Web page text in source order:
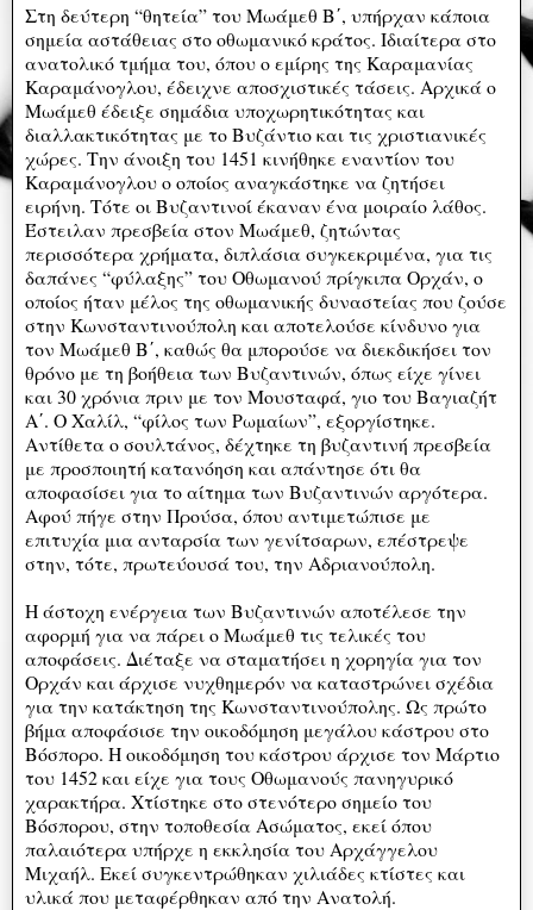
Στη δεύτερη “θητεία” του Μωάμεθ Β΄, υπήρχαν κάποια
σημεία αστάθειας στο οθωμανικό κράτος. Ιδιαίτερα στο
ανατολικό τμήμα του, όπου ο εμίρης της Καραμανίας
Καραμάνογλου, έδειχνε αποσχιστικές τάσεις. Αρχικά ο
Μωάμεθ έδειξε σημάδια υποχωρητικότητας και
διαλλακτικότητας με το Βυζάντιο και τις χριστιανικές
χώρες. Την άνοιξη του 1451 κινήθηκε εναντίον του
Καραμάνογλου ο οποίος αναγκάστηκε να ζητήσει
ειρήνη. Τότε οι Βυζαντινοί έκαναν ένα μοιραίο λάθος.
Έστειλαν πρεσβεία στον Μωάμεθ, ζητώντας
περισσότερα χρήματα, διπλάσια συγκεκριμένα, για τις
δαπάνες “φύλαξης” του Οθωμανού πρίγκιπα Ορχάν, ο
οποίος ήταν μέλος της οθωμανικής δυναστείας που ζούσε
στην Κωνσταντινούπολη και αποτελούσε κίνδυνο για
τον Μωάμεθ Β΄, καθώς θα μπορούσε να διεκδικήσει τον
θρόνο με τη βοήθεια των Βυζαντινών, όπως είχε γίνει
και 30 χρόνια πριν με τον Μουσταφά, γιο του Βαγιαζήτ
Α΄. Ο Χαλίλ, “φίλος των Ρωμαίων”, εξοργίστηκε.
Αντίθετα ο σουλτάνος, δέχτηκε τη βυζαντινή πρεσβεία
με προσποιητή κατανόηση και απάντησε ότι θα
αποφασίσει για το αίτημα των Βυζαντινών αργότερα.
Αφού πήγε στην Προύσα, όπου αντιμετώπισε με
επιτυχία μια ανταρσία των γενίτσαρων, επέστρεψε
στην, τότε, πρωτεύουσά του, την Αδριανούπολη.
Η άστοχη ενέργεια των Βυζαντινών αποτέλεσε την
αφορμή για να πάρει ο Μωάμεθ τις τελικές του
αποφάσεις. Διέταξε να σταματήσει η χορηγία για τον
Ορχάν και άρχισε νυχθημερόν να καταστρώνει σχέδια
για την κατάκτηση της Κωνσταντινούπολης. Ως πρώτο
βήμα αποφάσισε την οικοδόμηση μεγάλου κάστρου στο
Βόσπορο. Η οικοδόμηση του κάστρου άρχισε τον Μάρτιο
του 1452 και είχε για τους Οθωμανούς πανηγυρικό
χαρακτήρα. Χτίστηκε στο στενότερο σημείο του
Βόσπορου, στην τοποθεσία Ασώματος, εκεί όπου
παλαιότερα υπήρχε η εκκλησία του Αρχάγγελου
Μιχαήλ. Εκεί συγκεντρώθηκαν χιλιάδες κτίστες και
υλικά που μεταφέρθηκαν από την Ανατολή.